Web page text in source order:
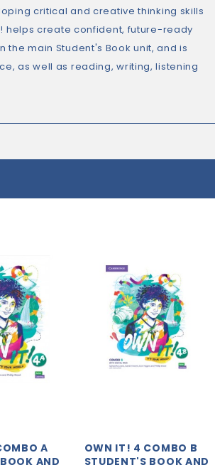
critical and creative thinking skills
helps create confident, future-ready
main Student's Book unit, and is
as well as reading, writing, listening
A
AND
OWN IT! 4 COMBO B
STUDENT'S BOOK AND